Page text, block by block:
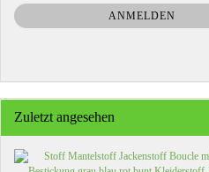
ANMELDUNG
ANMELDEN
Zuletzt angesehen